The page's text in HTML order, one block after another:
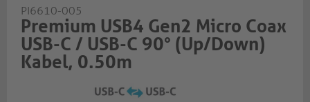
PI6610-005
Premium USB4 Gen2 Micro Coax
USB-C / USB-C 90° (Up/Down)
Kabel, 0.50m